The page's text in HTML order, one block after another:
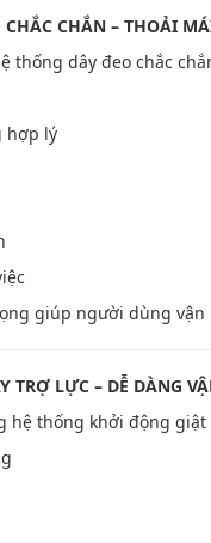
CHẮC CHẮN – THOẢI
thống dây đeo chắc
hợp lý
giúp người dùng
TRỢ LỰC – DỄ DÀNG
hệ thống khởi động